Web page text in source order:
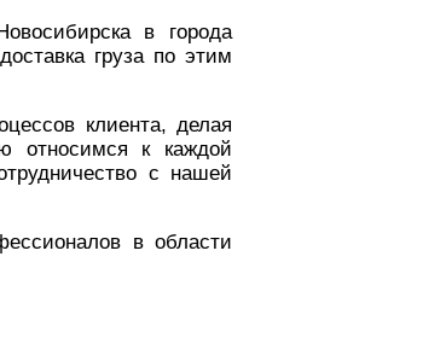
в города
груза по этим
клиента, делая
относимся к каждой
с нашей
в области